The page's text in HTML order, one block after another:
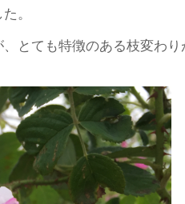
。
とても特徴のある枝変わ